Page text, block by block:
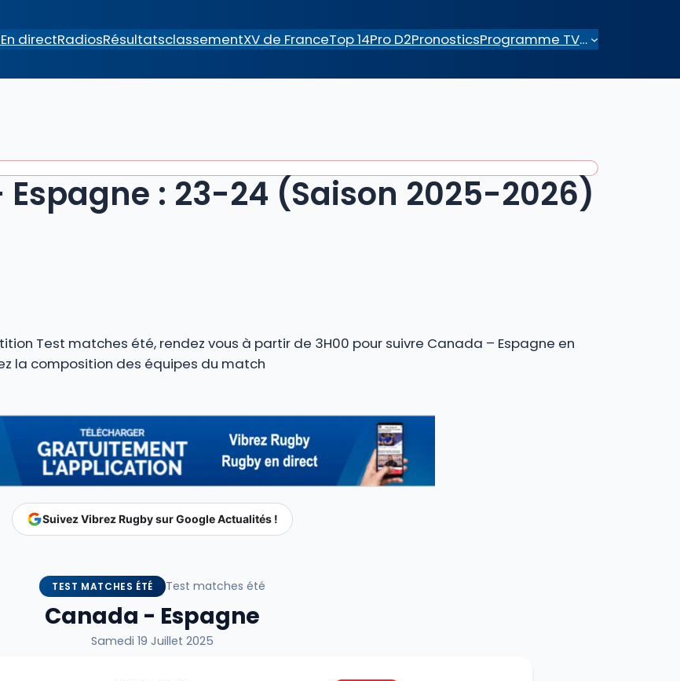
En directRadiosRésultatsclassementXV de FranceTop 14Pro D2PronosticsProgramme TV…
: 23-24 (Saison 2025-2026)
Test matches été, rendez vous à partir de 3H00 pour suivre Canada – Espagne en
la composition des équipes du match
Suivez Vibrez Rugby sur Google Actualités !
TEST MATCHES ÉTÉ Test matches été
Canada - Espagne
Samedi 19 Juillet 2025